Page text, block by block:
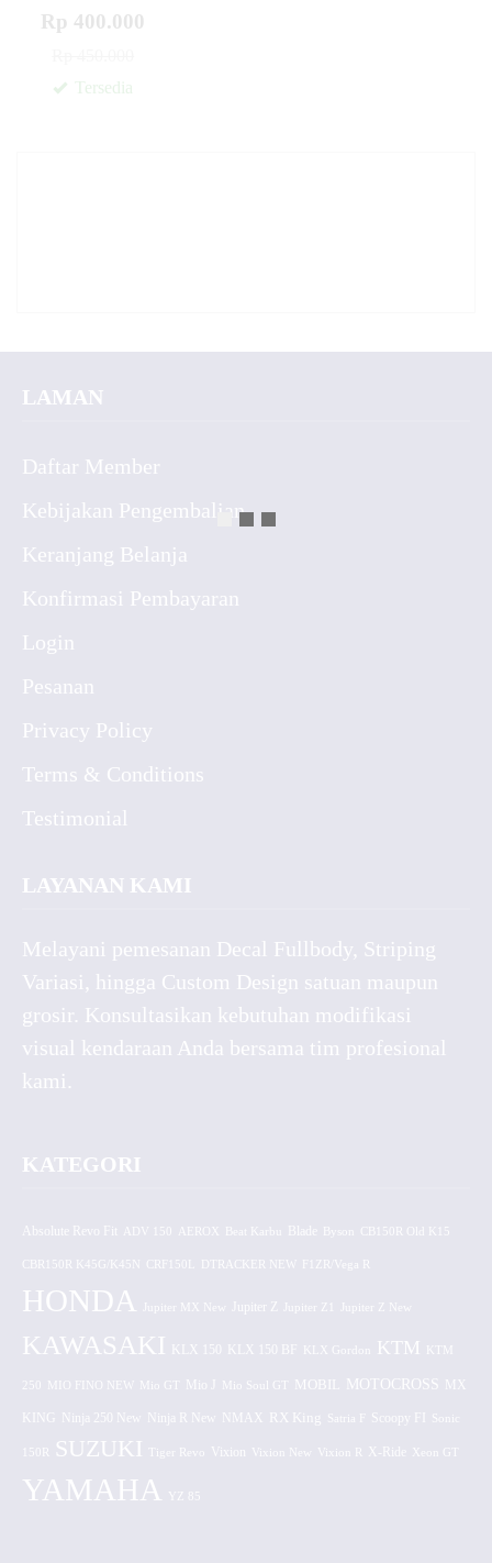
Rp 400.000
Tersedia
LAMAN
Daftar Member
Kebijakan Pengembalian
Keranjang Belanja
Konfirmasi Pembayaran
Login
Pesanan
Privacy Policy
Terms & Conditions
Testimonial
LAYANAN KAMI
Melayani pemesanan Decal Fullbody, Striping
Variasi, hingga Custom Design satuan maupun
grosir. Konsultasikan kebutuhan modifikasi
visual kendaraan Anda bersama tim profesional
kami.
KATEGORI
Absolute Revo Fit ADV 150 AEROX CB150R Old K15
CBR150R K45G/K45N CRF150L DTRACKER NEW F1ZR/Vega R
HONDA Jupiter MX New Jupiter Z
KAWASAKI KLX 150 KLX 150 BF KLX Gordon KTM KTM
250 MIO FINO NEW Mio GT Mio J Mio Soul GT MOBIL MOTOCROSS MX
KING Ninja 250 New Ninja R New NMAX RX King Satria F Scoopy FI Sonic
150R SUZUKI Tiger Revo Vixion Vixion New Vixion R X-Ride Xeon GT
YAMAHA YZ 85